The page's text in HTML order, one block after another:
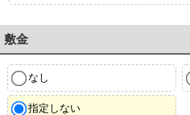
敷金
なし
指定しない